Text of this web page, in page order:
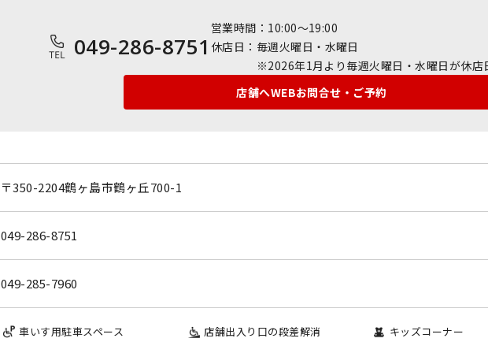
049-286-8751
営業時間
10:00～19:00
休店日
毎週火曜日・水曜日
※2026年1月より毎週火曜日・水曜日が休店
店舗へWEBお問合せ・ご予約
〒350-2204鶴ヶ島市鶴ヶ丘700-1
049-286-8751
049-285-7960
車いす用駐車スペース 店舗出入り口の段差解消 キッズコーナー